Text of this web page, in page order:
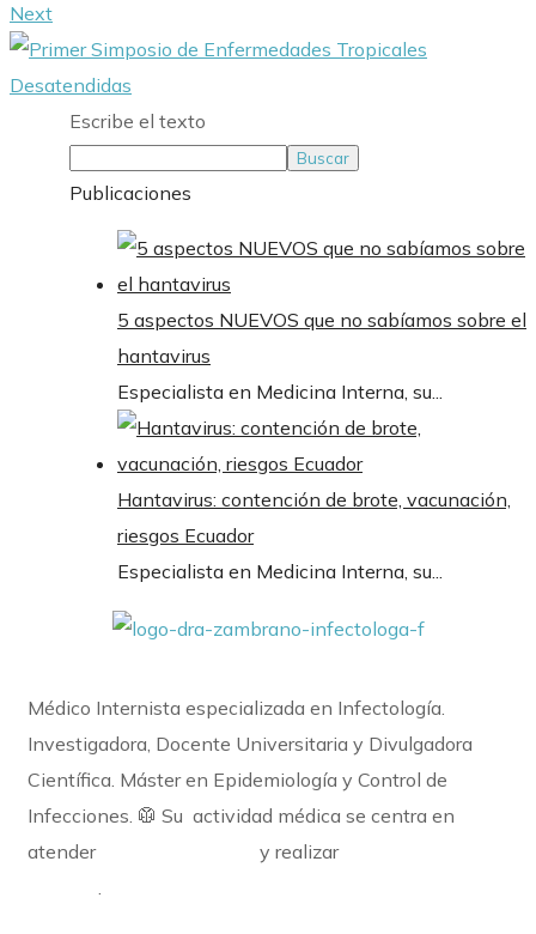
Next
Escribe el texto
Buscar
Publicaciones
5 aspectos NUEVOS que no sabíamos sobre el
hantavirus
Especialista en Medicina Interna, su...
Hantavirus: contención de brote, vacunación,
riesgos Ecuador
Especialista en Medicina Interna, su...
Médico Internista especializada en Infectología.
Investigadora, Docente Universitaria y Divulgadora
Científica. Máster en Epidemiología y Control de
Infecciones. 🥼 Su actividad médica se centra en
atender
y realizar
.